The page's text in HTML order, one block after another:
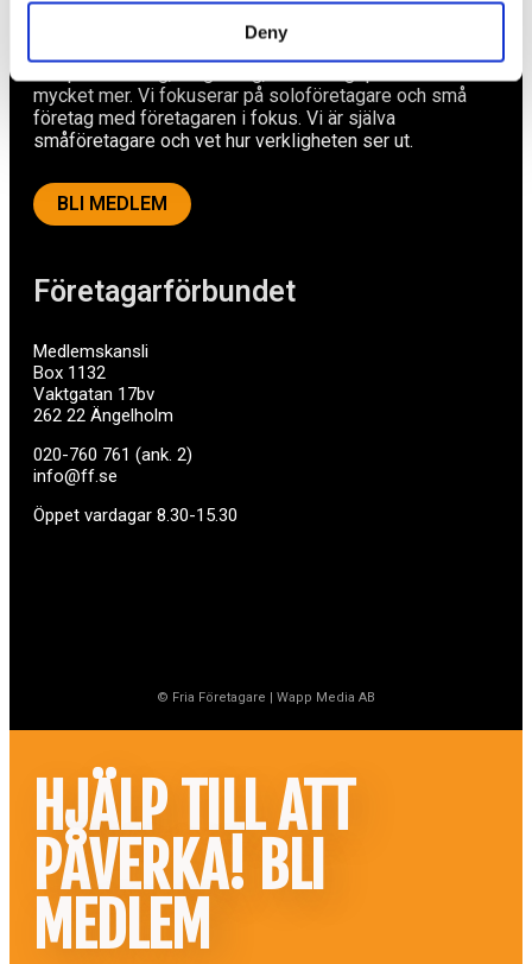
Deny
Företagarförbundet
Medlemskansli
Box 1132
Vaktgatan 17bv
262 22 Ängelholm
020-760 761 (ank. 2)
info@ff.se
Öppet vardagar 8.30-15.30
Ett medlemskap späckat med småföretagaranpassade
medlemstjänster och förmåner. Din egen
mycket mer. Vi fokuserar på soloföretagare och små
företag med företagaren i fokus. Vi är själva
småföretagare och vet hur verkligheten ser ut.
BLI MEDLEM
© Fria Företagare | Wapp Media AB
HJÄLP TILL ATT
PÅVERKA! BLI
MEDLEM